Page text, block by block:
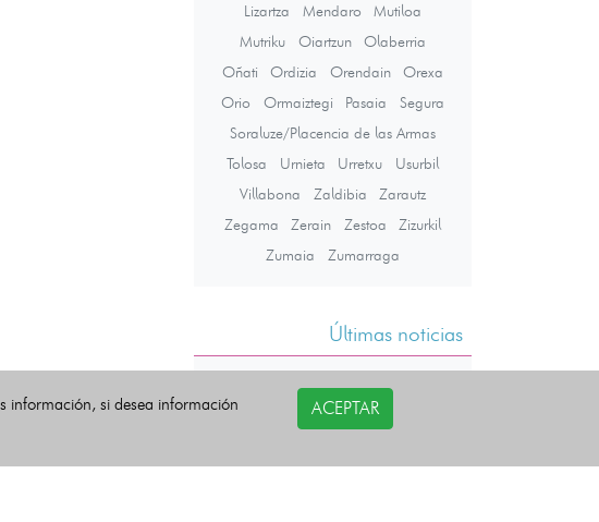
Lizartza
Mendaro
Mutiloa
Mutriku
Oiartzun
Olaberria
Oñati
Ordizia Orendain
Orexa
Orio
Ormaiztegi Pasaia
Segura
Soraluze/Placencia de las Armas
Tolosa
Urnieta Urretxu
Usurbil
Villabona
Zaldibia
Zarautz
Zegama
Zerain Zestoa
Zizurkil
Zumaia
Zumarraga
Últimas noticias
información, si desea información
ACEPTAR